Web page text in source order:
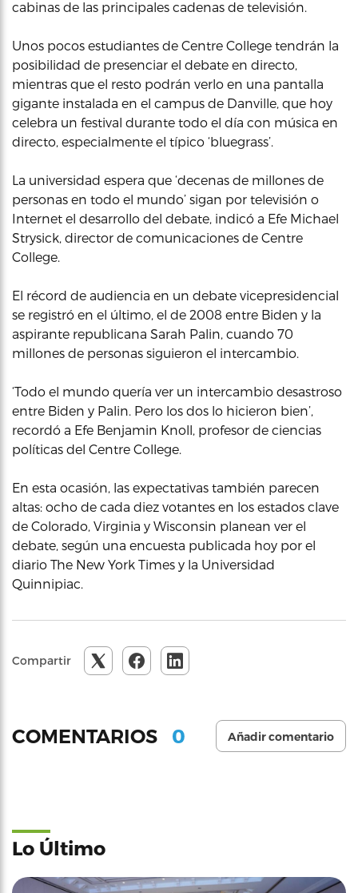
cabinas de las principales cadenas de televisión.
Unos pocos estudiantes de Centre College tendrán la
posibilidad de presenciar el debate en directo,
mientras que el resto podrán verlo en una pantalla
gigante instalada en el campus de Danville, que hoy
celebra un festival durante todo el día con música en
directo, especialmente el típico ‘bluegrass’.
La universidad espera que ‘decenas de millones de
personas en todo el mundo’ sigan por televisión o
Internet el desarrollo del debate, indicó a Efe Michael
Strysick, director de comunicaciones de Centre
College.
El récord de audiencia en un debate vicepresidencial
se registró en el último, el de 2008 entre Biden y la
aspirante republicana Sarah Palin, cuando 70
millones de personas siguieron el intercambio.
‘Todo el mundo quería ver un intercambio desastroso
entre Biden y Palin. Pero los dos lo hicieron bien’,
recordó a Efe Benjamin Knoll, profesor de ciencias
políticas del Centre College.
En esta ocasión, las expectativas también parecen
altas: ocho de cada diez votantes en los estados clave
de Colorado, Virginia y Wisconsin planean ver el
debate, según una encuesta publicada hoy por el
diario The New York Times y la Universidad
Quinnipiac.
Compartir
COMENTARIOS 0 Añadir comentario
Lo Último